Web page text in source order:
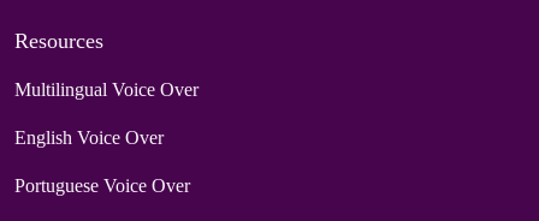
Resources
Multilingual Voice Over
English Voice Over
Portuguese Voice Over